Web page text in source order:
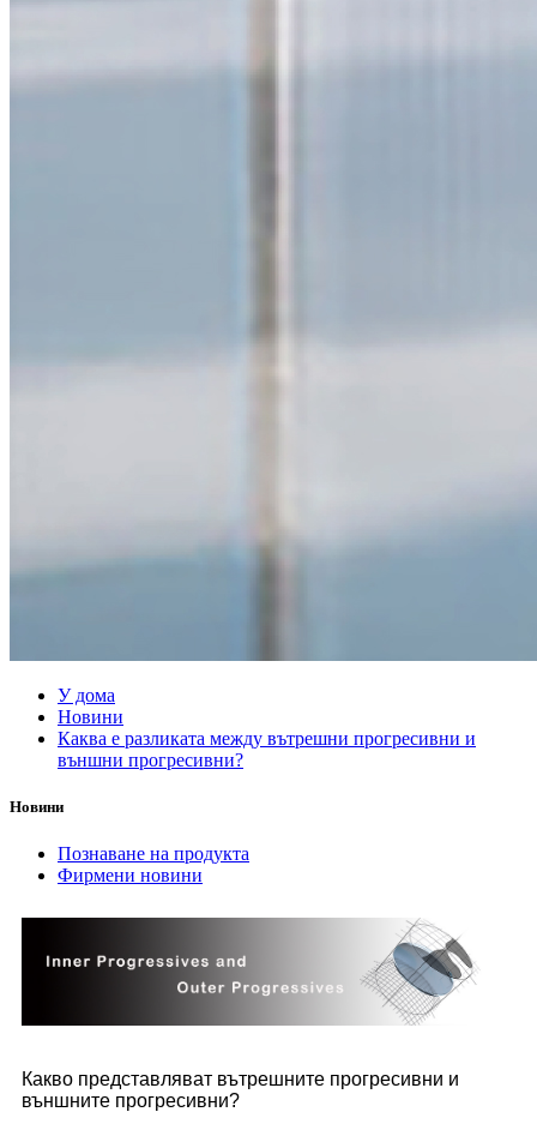
У дома
Новини
Каква е разликата между вътрешни прогресивни и
външни прогресивни?
Новини
Познаване на продукта
Фирмени новини
Какво представляват вътрешните прогресивни и
външните прогресивни?